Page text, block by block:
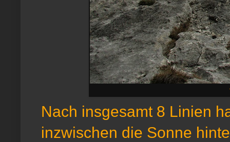
Nach insgesamt 8 Linien
inzwischen die Sonne